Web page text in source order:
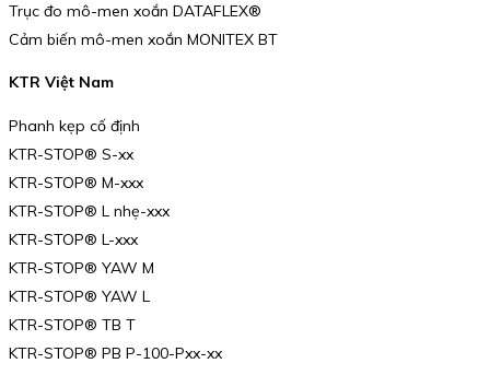
Trục đo mô-men xoắn DATAFLEX®
Cảm biến mô-men xoắn MONITEX BT
KTR Việt Nam
Phanh kẹp cố định
KTR-STOP® S-xx
KTR-STOP® M-xxx
KTR-STOP® L nhẹ-xxx
KTR-STOP® L-xxx
KTR-STOP® YAW M
KTR-STOP® YAW L
KTR-STOP® TB T
KTR-STOP® PB P-100-Pxx-xx